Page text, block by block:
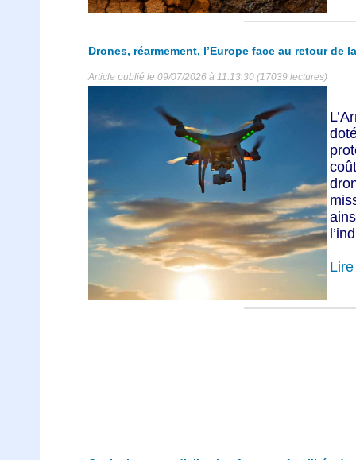
Drones, réarmement, l’Europe face au retour de
Article publié le 09/07/2026 à 11:13:30 (17039 lectures)